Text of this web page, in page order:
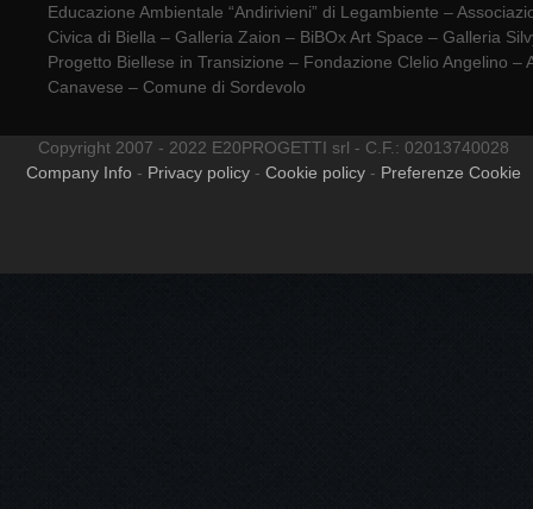
Educazione Ambientale “Andirivieni” di Legambiente –
Civica di Biella – Galleria Zaion – BiBOx Art Space – Galleria
Progetto Biellese in Transizione – Fondazione Clelio Angelino
Canavese – Comune di Sordevolo
Copyright 2007 - 2022 E20PROGETTI srl - C.F.: 02013740028
Company Info - Privacy policy - Cookie policy - Preferenze Cookie